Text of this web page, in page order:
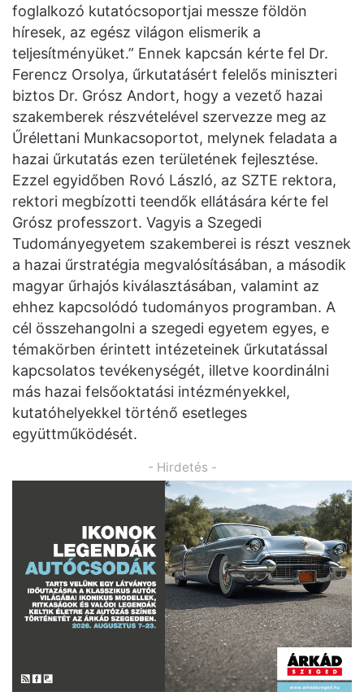
foglalkozó kutatócsoportjai messze földön
híresek, az egész világon elismerik a
teljesítményüket.” Ennek kapcsán kérte fel Dr.
Ferencz Orsolya, űrkutatásért felelős miniszteri
biztos Dr. Grósz Andort, hogy a vezető hazai
szakemberek részvételével szervezze meg az
Űrélettani Munkacsoportot, melynek feladata a
hazai űrkutatás ezen területének fejlesztése.
Ezzel egyidőben Rovó László, az SZTE rektora,
rektori megbízotti teendők ellátására kérte fel
Grósz professzort. Vagyis a Szegedi
Tudományegyetem szakemberei is részt vesznek
a hazai űrstratégia megvalósításában, a második
magyar űrhajós kiválasztásában, valamint az
ehhez kapcsolódó tudományos programban. A
cél összehangolni a szegedi egyetem egyes, e
témakörben érintett intézeteinek űrkutatással
kapcsolatos tevékenységét, illetve koordinálni
más hazai felsőoktatási intézményekkel,
kutatóhelyekkel történő esetleges
együttműködését.
- Hirdetés -